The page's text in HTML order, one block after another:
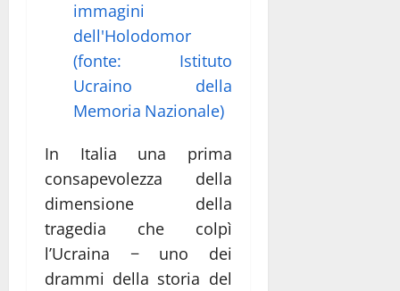
In Italia una prima
consapevolezza della
dimensione della
tragedia che colpì
l’Ucraina − uno dei
drammi della storia del